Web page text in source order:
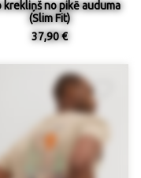
krekliņš no pikē auduma
(Slim Fit)
37,90 €